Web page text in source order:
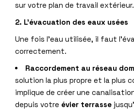
sur votre plan de travail extérieur.
2. L’évacuation des eaux usées
Une fois l’eau utilisée, il faut
correctement.
Raccordement au réseau
solution la plus propre et la plus
implique de créer une
depuis votre évier terrasse